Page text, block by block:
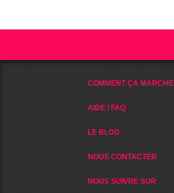
COMMENT ÇA MARCHE
AIDE / FAQ
LE BLOG
NOUS CONTACTER
NOUS SUIVRE SUR